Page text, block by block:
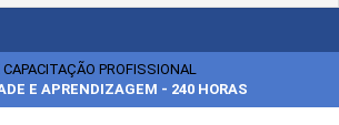
PROFISSIONAL
E APRENDIZAGEM - 240 HORAS